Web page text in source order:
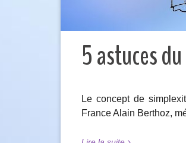
5 astuces
Le concept de
France Alain Berthoz,